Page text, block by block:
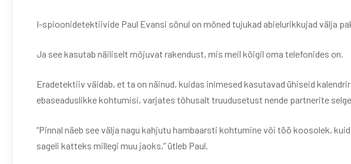
I-spioonidetektiivide Paul Evansi sõnul on mõned tujukad abielurikkujad välja
Ja see kasutab näiliselt mõjuvat rakendust, mis meil kõigil oma telefonides on.
Eradetektiiv väidab, et ta on näinud, kuidas inimesed kasutavad ühiseid
ebaseaduslikke kohtumisi, varjates tõhusalt truudusetust nende partnerite
“Pinnal näeb see välja nagu kahjutu hambaarsti kohtumine või töö koosolek,
sageli katteks millegi muu jaoks,” ütleb Paul.